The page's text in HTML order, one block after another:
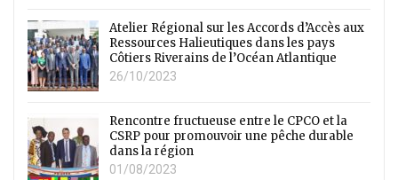
Atelier Régional sur les Accords d’Accès aux
Ressources Halieutiques dans les pays
Côtiers Riverains de l’Océan Atlantique
26/10/2023
Rencontre fructueuse entre le CPCO et la
CSRP pour promouvoir une pêche durable
dans la région
01/08/2023